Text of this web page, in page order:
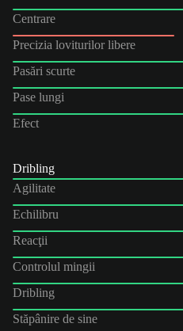
Centrare
Precizia loviturilor libere
Pasări scurte
Pase lungi
Efect
Dribling
Agilitate
Echilibru
Reacţii
Controlul mingii
Dribling
Stăpânire de sine